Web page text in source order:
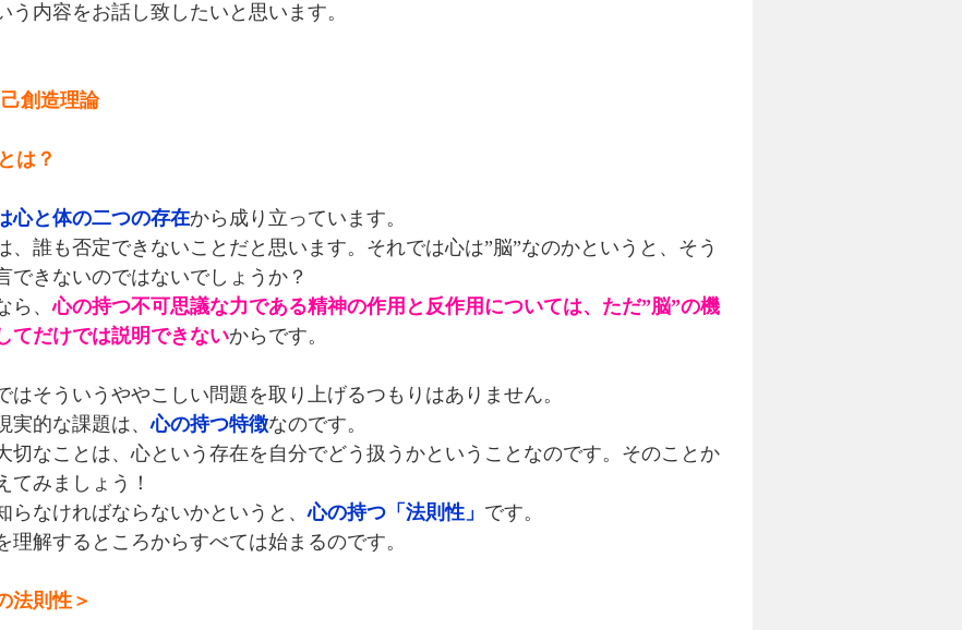
う内容をお話し致したいと思います。
創造理論
は？
心と体の二つの存在から成り立っています。
、誰も否定できないことだと思います。それでは心は”脳”なのかというと、そう
できないのではないでしょうか？
ら、心の持つ不可思議な力である精神の作用と反作用については、ただ”脳”の機
てだけでは説明できないからです。
はそういうややこしい問題を取り上げるつもりはありません。
実的な課題は、心の持つ特徴なのです。
切なことは、心という存在を自分でどう扱うかということなのです。そのことか
てみましょう！
らなければならないかというと、心の持つ「法則性」 です。
理解するところからすべては始まるのです。
法則性＞